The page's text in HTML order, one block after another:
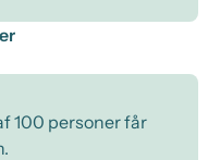
100 personer får